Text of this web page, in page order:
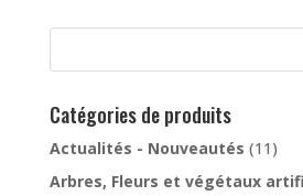
Catégories de produits
Actualités - Nouveautés (11)
Arbres, Fleurs et végétaux